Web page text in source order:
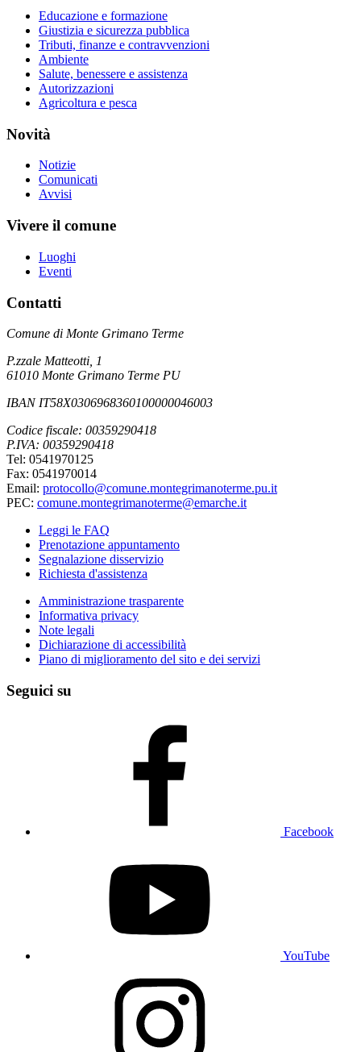
Educazione e formazione
Giustizia e sicurezza pubblica
Tributi, finanze e contravvenzioni
Ambiente
Salute, benessere e assistenza
Autorizzazioni
Agricoltura e pesca
Novità
Notizie
Comunicati
Avvisi
Vivere il comune
Luoghi
Eventi
Contatti
Comune di Monte Grimano Terme
P.zzale Matteotti, 1
61010 Monte Grimano Terme PU
IBAN IT58X0306968360100000046003
Codice fiscale: 00359290418
P.IVA: 00359290418
Tel: 0541970125
Fax: 0541970014
Email: protocollo@comune.montegrimanoterme.pu.it
PEC: comune.montegrimanoterme@emarche.it
Leggi le FAQ
Prenotazione appuntamento
Segnalazione disservizio
Richiesta d'assistenza
Amministrazione trasparente
Informativa privacy
Note legali
Dichiarazione di accessibilità
Piano di miglioramento del sito e dei servizi
Seguici su
Facebook
YouTube